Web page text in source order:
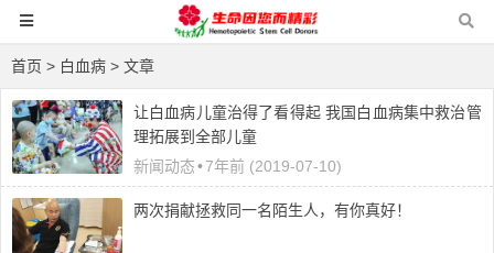
首页 > 白血病 > 文章
让白血病儿童治得了看得起 我国白血病集中救治管
理拓展到全部儿童
新闻动态•7年前 (2019-07-10)
两次捐献拯救同一名陌生人，有你真好！